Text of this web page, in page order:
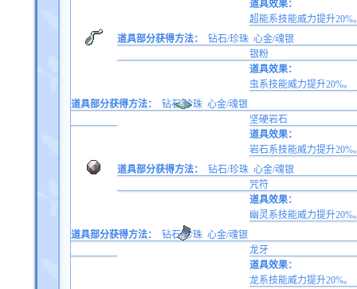
道具效果：
超能系技能威力提升20%
道具部分获得方法：
钻石/珍珠 心金/魂银
银粉
道具效果：
虫系技能威力提升20%。
道具部分获得方法：
钻石/珍珠 心金/魂银
坚硬岩石
道具效果：
岩石系技能威力提升20%
道具部分获得方法：
钻石/珍珠 心金/魂银
咒符
道具效果：
幽灵系技能威力提升20%
道具部分获得方法：
钻石/珍珠 心金/魂银
龙牙
道具效果：
龙系技能威力提升20%。